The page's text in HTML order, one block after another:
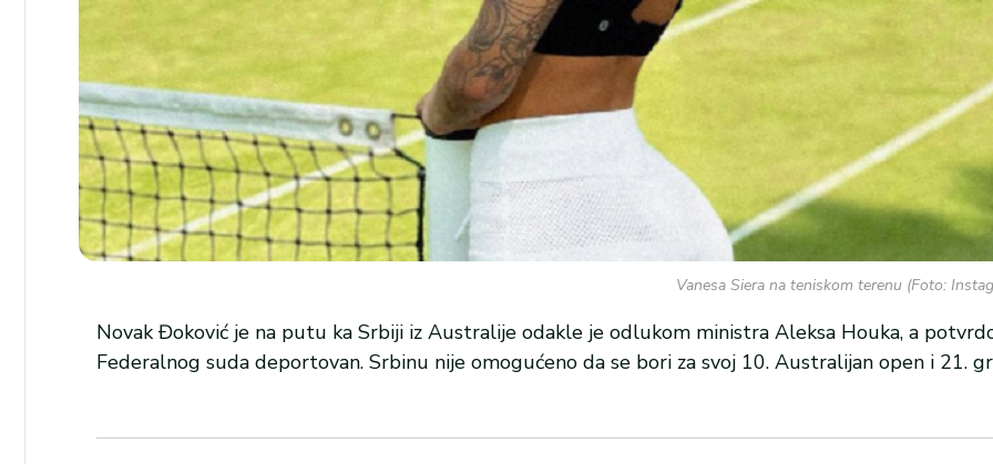
Vanesa Siera na teniskom terenu (Foto:
Novak Đoković je na putu ka Srbiji iz Australije odakle je odlukom ministra Aleksa Houka, a
Federalnog suda deportovan. Srbinu nije omogućeno da se bori za svoj 10. Australijan open i 21.